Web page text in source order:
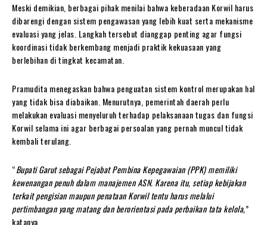
Meski demikian, berbagai pihak menilai bahwa keberadaan Korwil harus
dibarengi dengan sistem pengawasan yang lebih kuat serta mekanisme
evaluasi yang jelas. Langkah tersebut dianggap penting agar fungsi
koordinasi tidak berkembang menjadi praktik kekuasaan yang
berlebihan di tingkat kecamatan.
Pramudita menegaskan bahwa penguatan sistem kontrol merupakan hal
yang tidak bisa diabaikan. Menurutnya, pemerintah daerah perlu
melakukan evaluasi menyeluruh terhadap pelaksanaan tugas dan fungsi
Korwil selama ini agar berbagai persoalan yang pernah muncul tidak
kembali terulang.
“Bupati Garut sebagai Pejabat Pembina Kepegawaian (PPK) memiliki
kewenangan penuh dalam manajemen ASN. Karena itu, setiap kebijakan
terkait pengisian maupun penataan Korwil tentu harus melalui
pertimbangan yang matang dan berorientasi pada perbaikan tata kelola,”
katanya.